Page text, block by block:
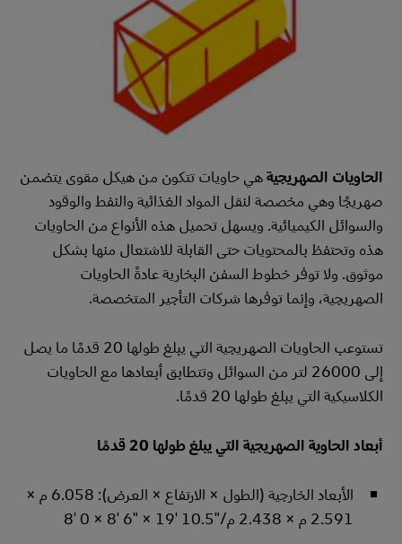
الحاويات الصهريجيةهي حاويات تتكون من هيكل مقوى يتضمن
صهريجًا وهي مخصصة لنقل المواد الغذائية والنفط والوقود
والسوائل الكيميائية. ويسهل تحميل هذه الأنواع من الحاويات
هذه وتحتفظ بالمحتويات حتى القابلة للاشتعال منها بشكل
موثوق. ولا توفر خطوط السفن البخارية عادةً الحاويات
الصهريجية، وإنما توفرها شركات التأجير المتخصصة.
تستوعب الحاويات الصهريجية التي يبلغ طولها 20 قدمًا ما يصل
إلى 26000 لتر من السوائل وتتطابق أبعادها مع الحاويات
الكلاسيكية التي يبلغ طولها 20 قدمًا.
أبعاد الحاوية الصهريجية التي يبلغ طولها 20 قدمًا
الأبعاد الخارجية (الطول × الارتفاع × العرض): 6.058 م ×
2.591 م × 2.438 م/‎19' 10.5"‎ ×‏ ‎8' 6"‎ ‏× ‎8' 0